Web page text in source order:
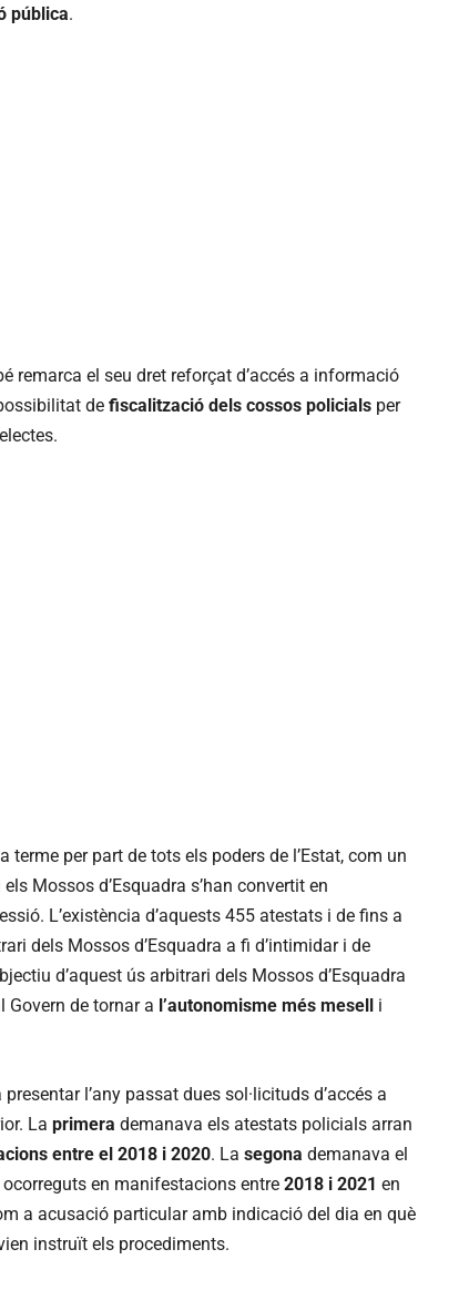
pública.
remarca el seu dret reforçat d’accés a informació
de fiscalització dels cossos policials per
terme per part de tots els poders de l’Estat, com un
Mossos d’Esquadra s’han convertit en
L’existència d’aquests 455 atestats i de fins a
dels Mossos d’Esquadra a fi d’intimidar i de
d’aquest ús arbitrari dels Mossos d’Esquadra
Govern de tornar a l’autonomisme més mesell i
l’any passat dues sol·licituds d’accés a
La primera demanava els atestats policials arran
entre el 2018 i 2020. La segona demanava el
en manifestacions entre 2018 i 2021 en
a acusació particular amb indicació del dia en què
instruït els procediments.